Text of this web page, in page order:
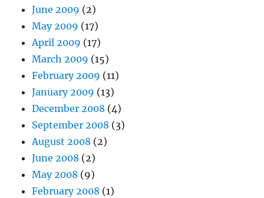
June 2009 (2)
May 2009 (17)
April 2009 (17)
March 2009 (15)
February 2009 (11)
January 2009 (13)
December 2008 (4)
September 2008 (3)
August 2008 (2)
June 2008 (2)
May 2008 (9)
February 2008 (1)